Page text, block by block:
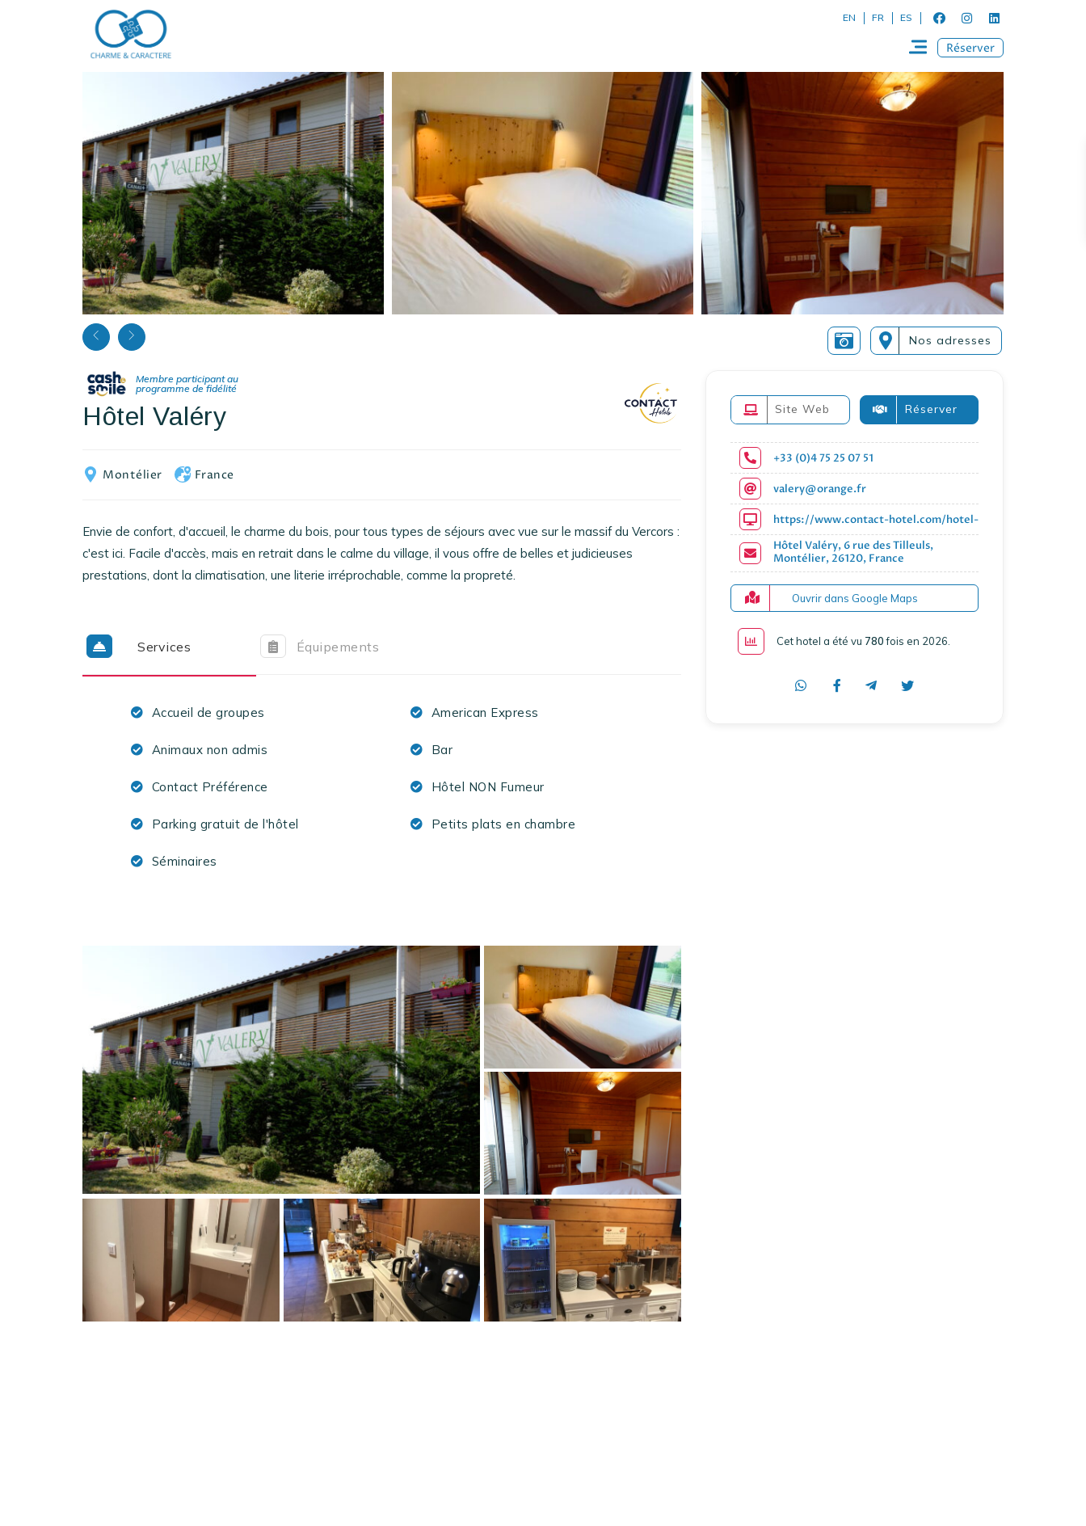
Nos collections
EN FR ES
Réserver
Nos adresses
Hôtel Valéry
Montélier France
Envie de confort, d'accueil, le charme du bois, pour tous types de séjours avec vue sur le massif du Vercors :
c'est ici. Facile d'accès, mais en retrait dans le calme du village, il vous offre de belles et judicieuses
prestations, dont la climatisation, une literie irréprochable, comme la propreté.
Services Équipements
Accueil de groupes American Express
Animaux non admis Bar
Contact Préférence Hôtel NON Fumeur
Parking gratuit de l'hôtel Petits plats en chambre
Séminaires
Site Web Réserver
+33 (0)4 75 25 07 51
valery@orange.fr
https://www.contact-hotel.com/hotel-france/6607/hotel-
Hôtel Valéry, 6 rue des Tilleuls,
Montélier, 26120, France
Ouvrir dans Google Maps
Cet hotel a été vu 780fois en 2026